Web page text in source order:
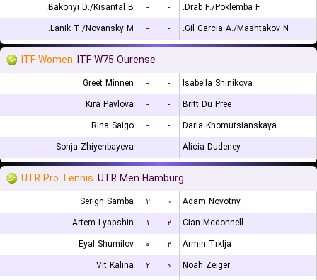
Bakonyi D./Kisantal B. - -
Drab F./Poklemba F.
Lanik T./Novansky M.
- - Gil Garcia A./Mashtakov N.
ITF Women ITF W75 Ourense
Greet Minnen - -
Isabella Shinikova
Kira Pavlova
- -
Britt Du Pree
Rina Saigo
- -
Daria Khomutsianskaya
Sonja Zhiyenbayeva
- - Alicia Dudeney
UTR Pro Tennis UTR Men Hamburg
Serign Samba ۲ ۰
Adam Novotny
Artem Lyapshin
۱ ۲
Cian Mcdonnell
Eyal Shumilov
۰ ۲
Armin Trklja
Vit Kalina
۲ ۰
Noah Zeiger